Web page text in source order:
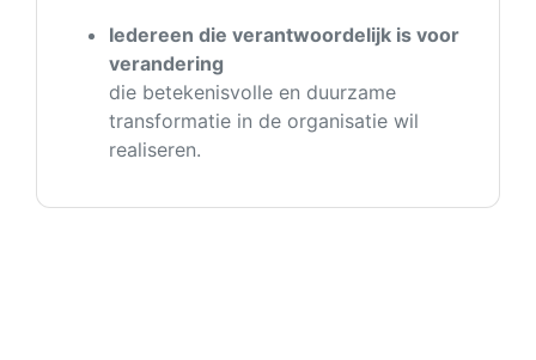
Iedereen die verantwoordelijk is voor
verandering
die betekenisvolle en duurzame
transformatie in de organisatie wil
realiseren.